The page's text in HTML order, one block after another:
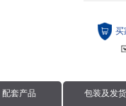
买
配套产品 包装及发